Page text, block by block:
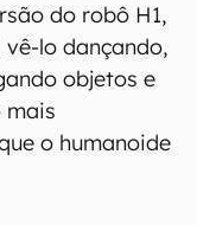
do robô H1,
lo dançando,
objetos e
mais
o humanoide